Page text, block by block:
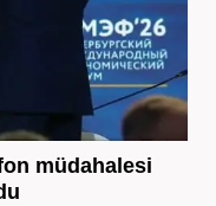
müdahalesi